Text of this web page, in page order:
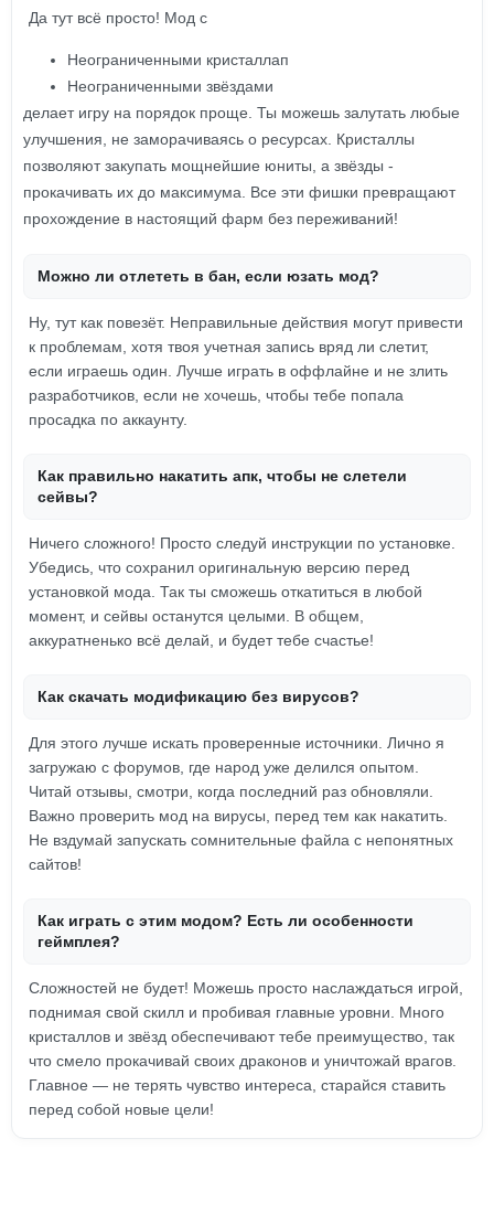
Да тут всё просто! Мод с
Неограниченными кристаллап
Неограниченными звёздами
делает игру на порядок проще. Ты можешь залутать любые
улучшения, не заморачиваясь о ресурсах. Кристаллы
позволяют закупать мощнейшие юниты, а звёзды -
прокачивать их до максимума. Все эти фишки превращают
прохождение в настоящий фарм без переживаний!
Можно ли отлететь в бан, если юзать мод?
Ну, тут как повезёт. Неправильные действия могут привести
к проблемам, хотя твоя учетная запись вряд ли слетит,
если играешь один. Лучше играть в оффлайне и не злить
разработчиков, если не хочешь, чтобы тебе попала
просадка по аккаунту.
Как правильно накатить апк, чтобы не слетели
сейвы?
Ничего сложного! Просто следуй инструкции по установке.
Убедись, что сохранил оригинальную версию перед
установкой мода. Так ты сможешь откатиться в любой
момент, и сейвы останутся целыми. В общем,
аккуратненько всё делай, и будет тебе счастье!
Как скачать модификацию без вирусов?
Для этого лучше искать проверенные источники. Лично я
загружаю с форумов, где народ уже делился опытом.
Читай отзывы, смотри, когда последний раз обновляли.
Важно проверить мод на вирусы, перед тем как накатить.
Не вздумай запускать сомнительные файла с непонятных
сайтов!
Как играть с этим модом? Есть ли особенности
геймплея?
Сложностей не будет! Можешь просто наслаждаться игрой,
поднимая свой скилл и пробивая главные уровни. Много
кристаллов и звёзд обеспечивают тебе преимущество, так
что смело прокачивай своих драконов и уничтожай врагов.
Главное — не терять чувство интереса, старайся ставить
перед собой новые цели!